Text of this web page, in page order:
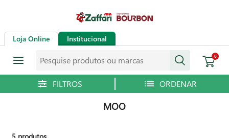
Loja Online Institucional
0
MOO